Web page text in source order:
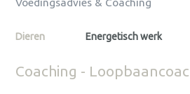
Voedingsadvies & Coaching
Dieren Energetisch werk
Coaching -